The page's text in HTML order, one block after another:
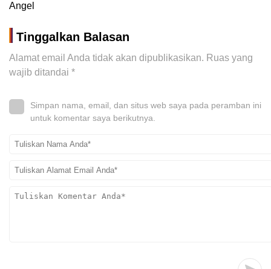
Angel
Tinggalkan Balasan
Alamat email Anda tidak akan dipublikasikan. Ruas yang
wajib ditandai *
Simpan nama, email, dan situs web saya pada peramban ini
untuk komentar saya berikutnya.